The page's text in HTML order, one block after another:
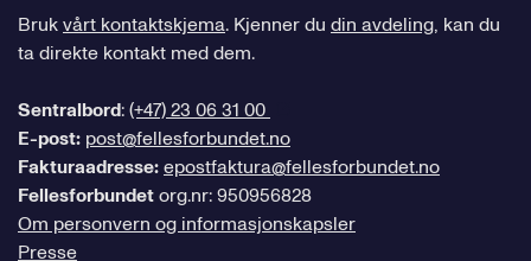
Brukvårt kontaktskjema. Kjenner du din avdeling, kan du
ta direkte kontakt med dem.
Sentralbord:(+47) 23 06 31 00
E-post: post@fellesforbundet.no
Fakturaadresse:epostfaktura@fellesforbundet.no
Fellesforbundetorg.nr: 950956828
Om personvern og informasjonskapsler
Presse